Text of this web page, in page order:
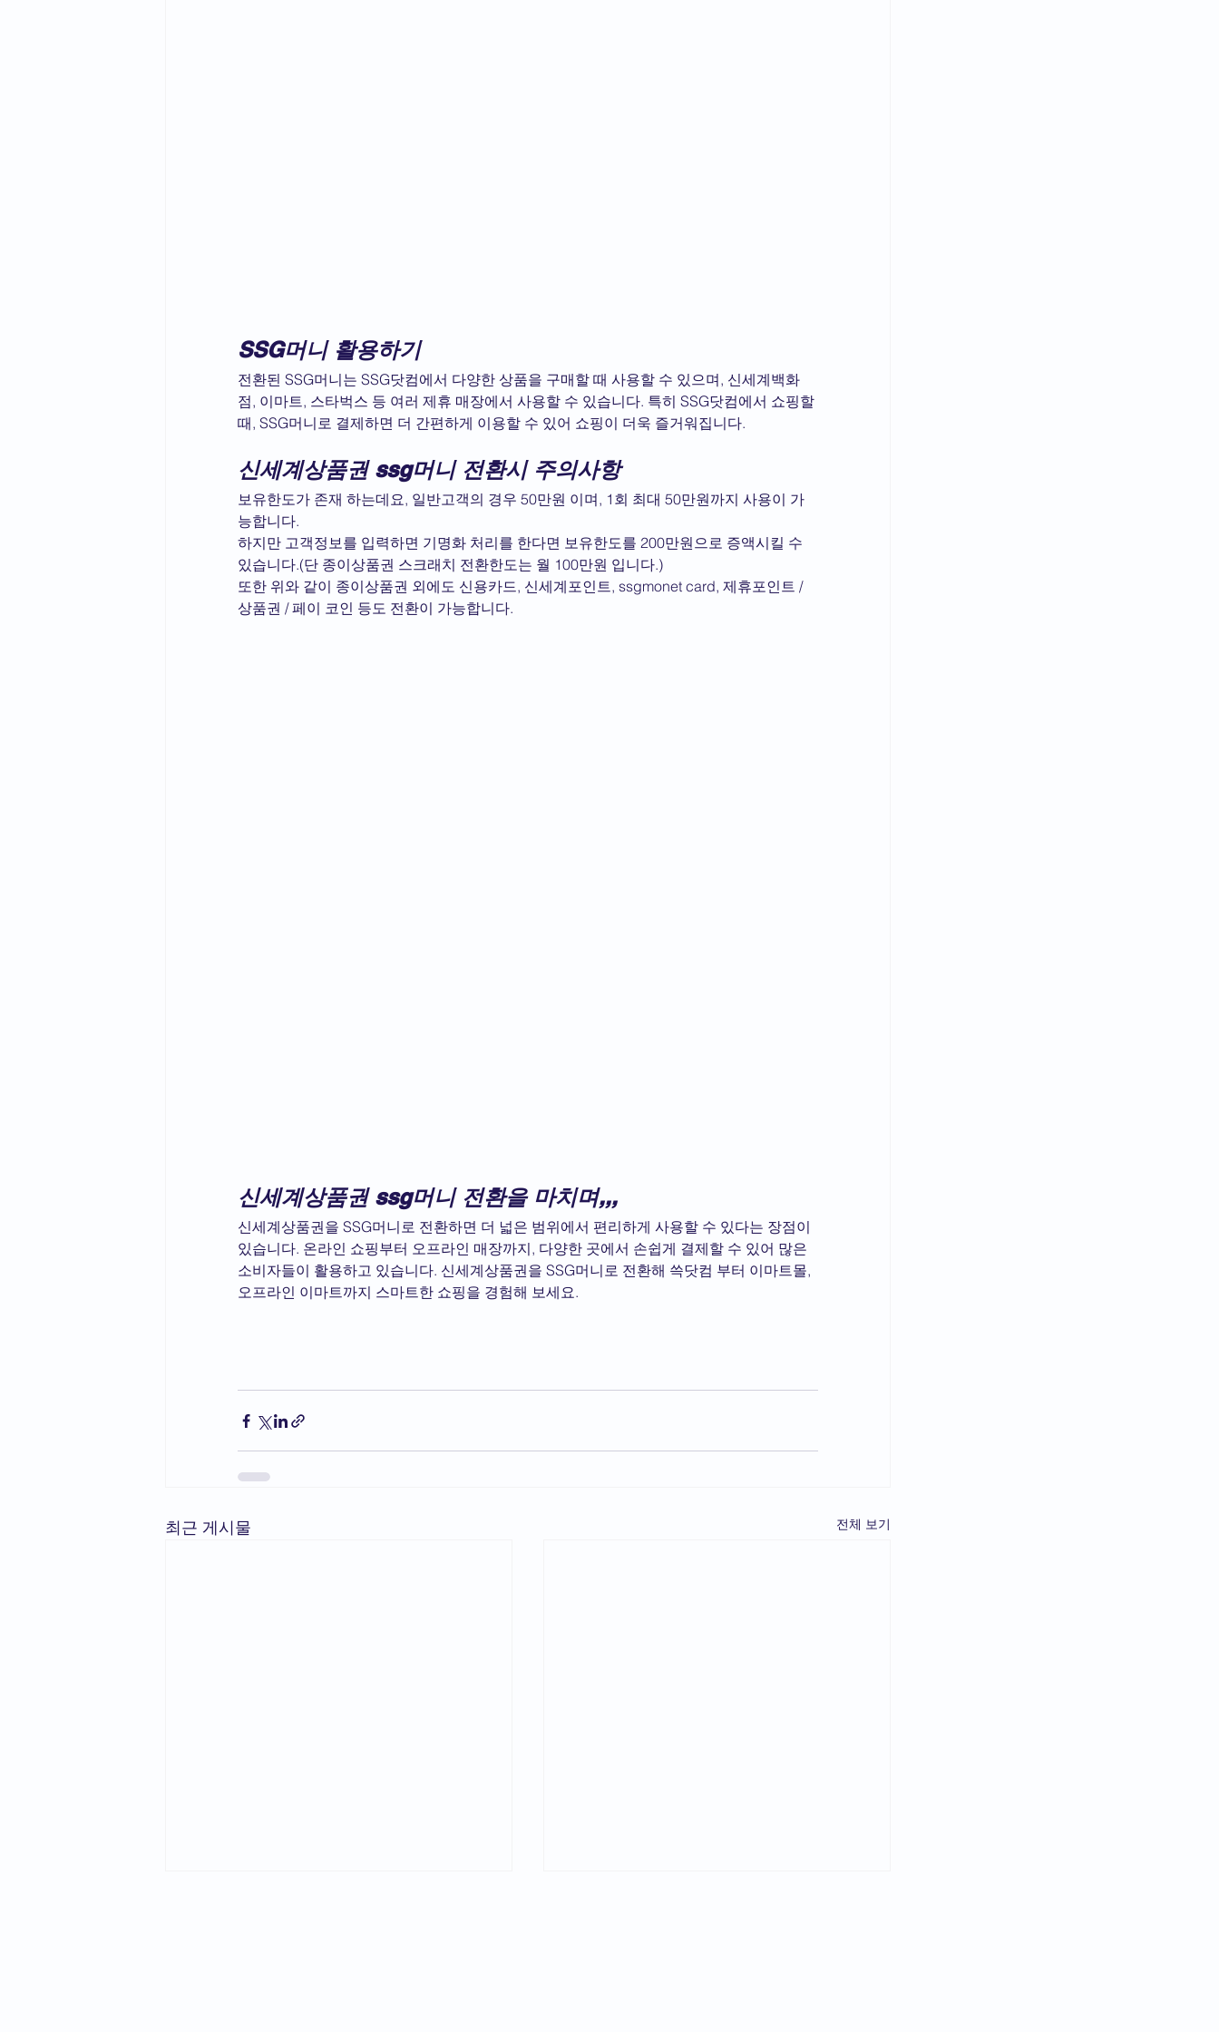
SSG머니 활용하기
전환된 SSG머니는 SSG닷컴에서 다양한 상품을 구매할 때 사용할 수 있으며, 신세계백화
점, 이마트, 스타벅스 등 여러 제휴 매장에서 사용할 수 있습니다. 특히 SSG닷컴에서 쇼핑할
때, SSG머니로 결제하면 더 간편하게 이용할 수 있어 쇼핑이 더욱 즐거워집니다.
신세계상품권 ssg머니 전환시 주의사항
보유한도가 존재 하는데요, 일반고객의 경우 50만원 이며, 1회 최대 50만원까지 사용이 가
능합니다.
하지만 고객정보를 입력하면 기명화 처리를 한다면 보유한도를 200만원으로 증액시킬 수
있습니다.(단 종이상품권 스크래치 전환한도는 월 100만원 입니다.)
또한 위와 같이 종이상품권 외에도 신용카드, 신세계포인트, ssgmonet card, 제휴포인트 /
상품권 / 페이 코인 등도 전환이 가능합니다.
신세계상품권 ssg머니 전환을 마치며,,,
신세계상품권을 SSG머니로 전환하면 더 넓은 범위에서 편리하게 사용할 수 있다는 장점이
있습니다. 온라인 쇼핑부터 오프라인 매장까지, 다양한 곳에서 손쉽게 결제할 수 있어 많은
소비자들이 활용하고 있습니다. 신세계상품권을 SSG머니로 전환해 쓱닷컴 부터 이마트몰,
오프라인 이마트까지 스마트한 쇼핑을 경험해 보세요.
최근 게시물 전체 보기